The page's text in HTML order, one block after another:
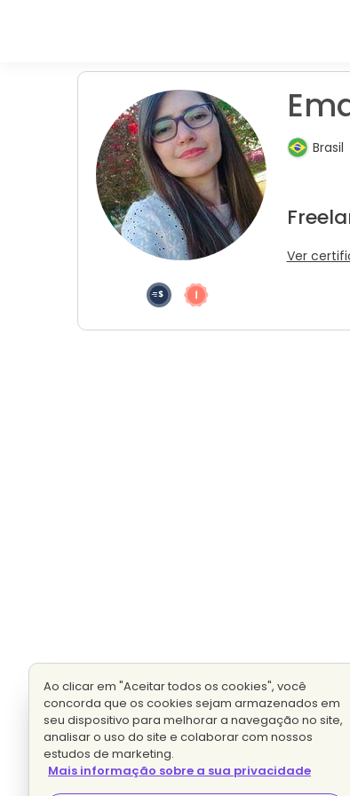
Brasil
Ver
Ao clicar em "Aceitar todos os cookies", você
concorda que os cookies sejam armazenados em
seu dispositivo para melhorar a navegação no site,
analisar o uso do site e colaborar com nossos
estudos de marketing.
Mais informação sobre a sua privacidade